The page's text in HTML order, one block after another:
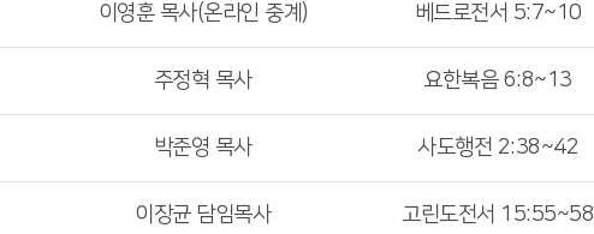
이영훈 목사(온라인 중계) 베드로전서 5:7~10
주정혁 목사 요한복음 6:8~13
박준영 목사 사도행전 2:38~42
이장균 담임목사 고린도전서 15:55~58